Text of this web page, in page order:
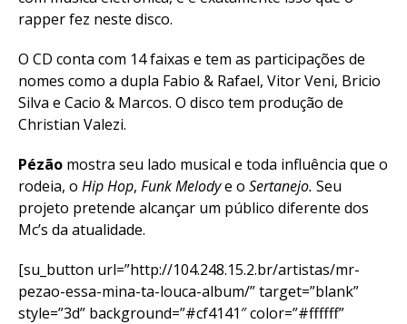
rapper fez neste disco.
O CD conta com 14 faixas e tem as participações de
nomes como a dupla Fabio & Rafael, Vitor Veni, Bricio
Silva e Cacio & Marcos. O disco tem produção de
Christian Valezi.
Pézão mostra seu lado musical e toda influência que o
rodeia, o Hip Hop, Funk Melodye o Sertanejo. Seu
projeto pretende alcançar um público diferente dos
Mc’s da atualidade.
[su_button url=”http://104.248.15.2.br/artistas/mr-
pezao-essa-mina-ta-louca-album/” target=”blank”
style=”3d” background=”#cf4141″ color=”#ffffff”